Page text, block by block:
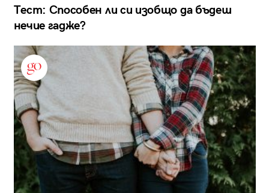
Тест: Способен ли си изобщо да бъдеш
нечие гадже?